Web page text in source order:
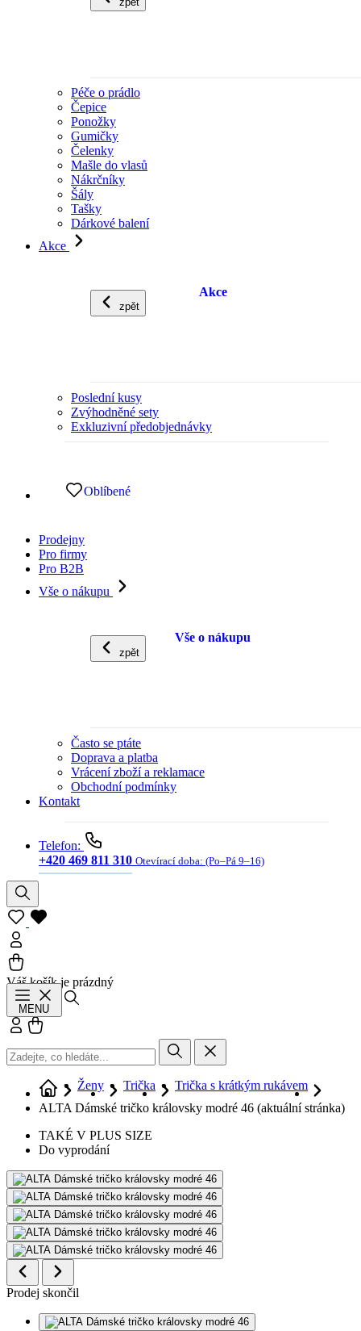
Péče o prádlo
Čepice
Ponožky
Gumičky
Čelenky
Mašle do vlasů
Nákrčníky
Šály
Tašky
Dárkové balení
Akce
zpět
Akce
Poslední kusy
Zvýhodněné sety
Exkluzivní předobjednávky
Oblíbené
Prodejny
Pro firmy
Pro B2B
Vše o nákupu
zpět
Vše o nákupu
Často se ptáte
Doprava a platba
Vrácení zboží a reklamace
Obchodní podmínky
Kontakt
Telefon:
+420 469 811 310 Otevírací doba: (Po–Pá 9–16)
Váš košík je prázdný
MENU
Přihlásit se
Ženy Trička
Trička s krátkým rukávem
ALTA Dámské tričko královsky modré 46 (aktuální stránka)
TAKÉ V PLUS SIZE
Do vyprodání
Prodej skončil